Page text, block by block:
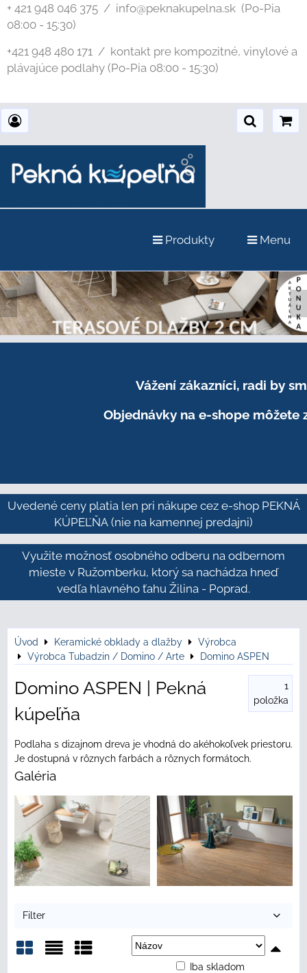
+ 421 948 046 375 / info@peknakupelna.sk (Po-Pia
08:00 - 15:30)
+421 948 480 171 / kontakt pre kompozitné, vinylové a
plávajúce podlahy (Po-Pia 08:00 - 15:30)
Produkty Menu
Vážení zákazníci, radi by
Objednávky na e-shope môžete
Uvedené ceny platia len pri nákupe cez e-shop PEKNÁ
KÚPEĽŇA (nie na kamennej predajni)
Využite možnosť osobného odberu na odbernom
mieste v Ružomberku, ktorý sa nachádza hneď
vedľa hlavného ťahu Žilina - Poprad.
Úvod Keramické obklady a dlažby
Výrobca
Výrobca Tubadzin / Domino / Arte
Domino ASPEN
Domino ASPEN | Pekná
kúpeľňa
1
položka
Podlaha s dizajnom dreva je vhodná do akéhokoľvek priestoru.
Je dostupná v rôznych farbách a rôznych formátoch.
Galéria
Filter
Iba skladom